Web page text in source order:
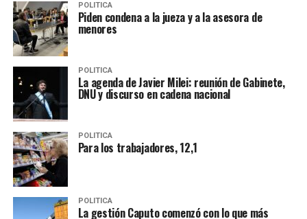
POLITICA
Piden condena a la jueza y a la asesora de
menores
POLITICA
La agenda de Javier Milei: reunión de Gabinete,
DNU y discurso en cadena nacional
POLITICA
Para los trabajadores, 12,1
POLITICA
La gestión Caputo comenzó con lo que más